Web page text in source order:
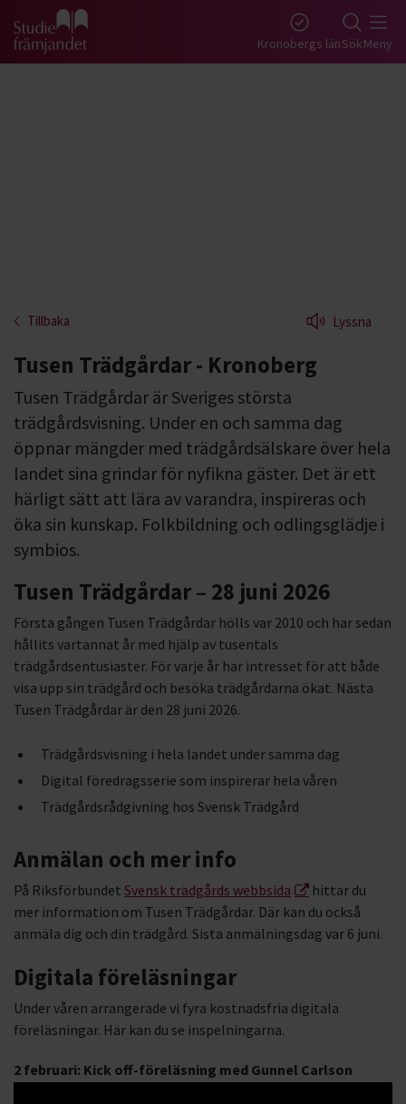
Gå till studiefrämjandets startsida Kronobergs länSökMeny
Tillbaka Lyssna
Tusen Trädgårdar - Kronoberg
Tusen Trädgårdar är Sveriges största
trädgårdsvisning. Under en och samma dag
öppnar mängder med trädgårdsälskare över hela
landet sina grindar för nyfikna gäster. Det är ett
härligt sätt att lära av varandra, inspireras och
öka sin kunskap. Folkbildning och odlingsglädje i
symbios.
Tusen Trädgårdar – 28 juni 2026
Första gången Tusen Trädgårdar hölls var 2010 och har sedan
hållits vartannat år med hjälp av tusentals
trädgårdsentusiaster. För varje år har intresset för att både
visa upp sin trädgård och besöka trädgårdarna ökat. Nästa
Tusen Trädgårdar är den 28 juni 2026.
Trädgårdsvisning i hela landet under samma dag
Digital föredragsserie som inspirerar hela våren
Trädgårdsrådgivning hos Svensk Trädgård
Anmälan och mer info
På Riksförbundet Svensk trädgårds webbsida
hittar du
mer information om Tusen Trädgårdar. Där kan du också
anmäla dig och din trädgård. Sista anmälningsdag var 6 juni.
Digitala föreläsningar
Under våren arrangerade vi fyra kostnadsfria digitala
föreläsningar. Här kan du se inspelningarna.
2 februari: Kick off-föreläsning med Gunnel Carlson